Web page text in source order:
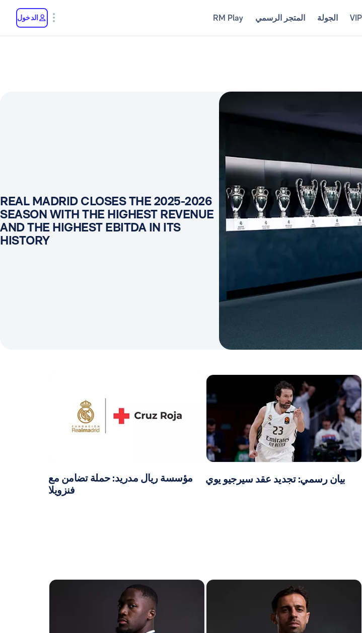
الجولة المتجر الرسمي RM Play الدخول
REAL MADRID CLOSES THE 2025-2026
SEASON WITH THE HIGHEST REVENUE
AND THE HIGHEST EBITDA IN ITS
HISTORY
بيان رسمي: تجديد عقد سيرجيو يوي
مؤسسة ريال مدريد: حملة تضامن مع
فنزويلا